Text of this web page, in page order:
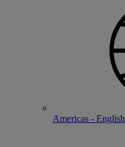
Americas - English